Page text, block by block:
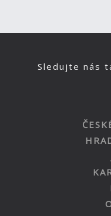
Sledujte nás